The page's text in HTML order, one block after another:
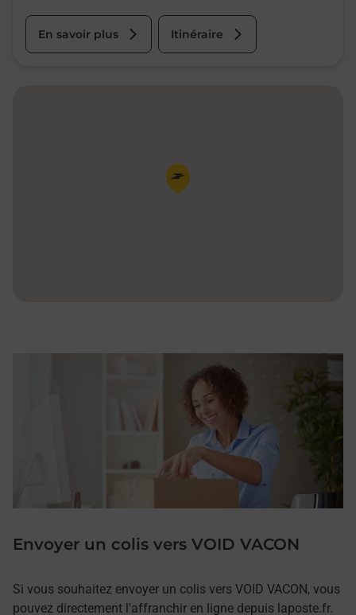
En savoir plus Itinéraire
Pin de la carte
Envoyer un colis vers VOID VACON
Si vous souhaitez envoyer un colis vers VOID VACON, vous
pouvez directement l'affranchir en ligne depuis laposte.fr.